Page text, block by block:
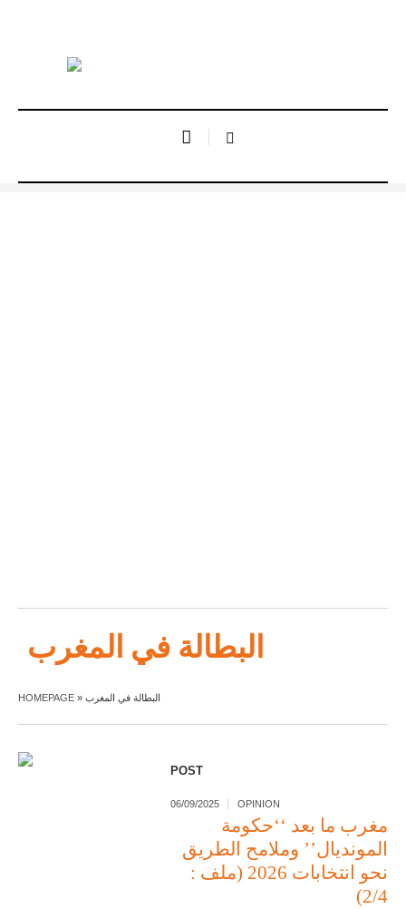
البطالة في المغرب
HOMEPAGE » البطالة في المغرب
POST
06/09/2025 OPINION
مغرب ما بعد ‘‘حكومة
المونديال’’ وملامح الطريق
نحو انتخابات 2026 (ملف :
2/4)